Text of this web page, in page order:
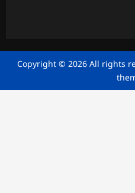
Copyright © 2026 All rights